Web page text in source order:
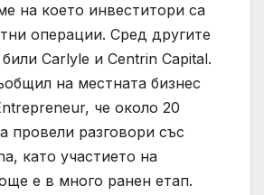
на което инвеститори са
операции. Сред другите
Carlyle и Centrin Capital.
на местната бизнес
че около 20
провели разговори със
като участието на
е в много ранен етап.